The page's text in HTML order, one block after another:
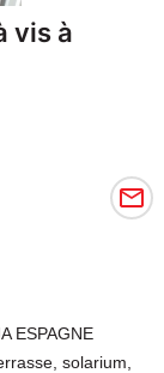
vis à
ESPAGNE
solarium,